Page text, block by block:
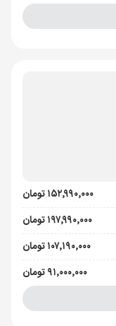
۱۵۲٬۹۹۰٬۰۰۰ تومان
۱۹۷٬۹۹۰٬۰۰۰ تومان
۱۰۷٬۱۹۰٬۰۰۰ تومان
۹۱٬۰۰۰٬۰۰۰ تومان